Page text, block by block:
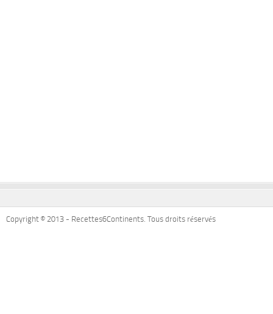
Copyright © 2013 - Recettes6Continents. Tous droits réservés